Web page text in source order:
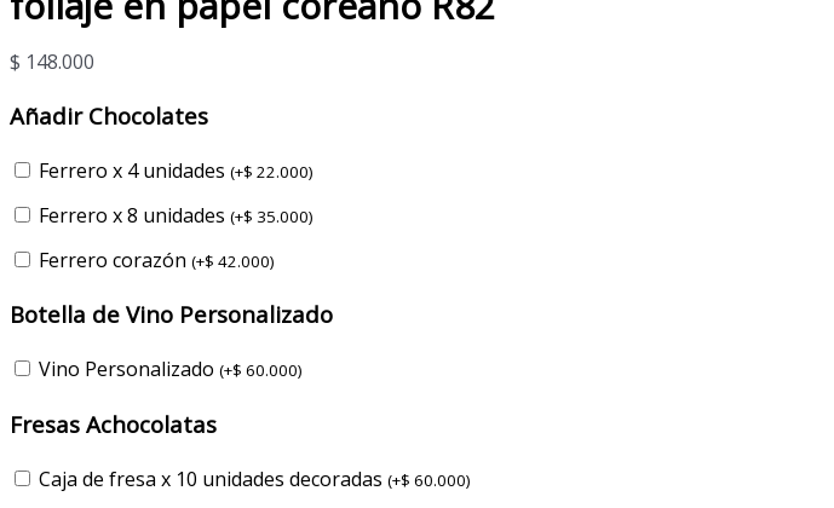
$ 148.000
Añadir Chocolates
Ferrero x 4 unidades (+$ 22.000)
Ferrero x 8 unidades (+$ 35.000)
Ferrero corazón (+$ 42.000)
Botella de Vino Personalizado
Vino Personalizado (+$ 60.000)
Fresas Achocolatas
Caja de fresa x 10 unidades decoradas (+$ 60.000)